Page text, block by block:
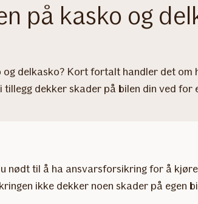
på kasko og
delkasko? Kort fortalt handler det
tillegg dekker skader på bilen din ved
nødt til å ha ansvarsforsikring for å
ikke dekker noen skader på